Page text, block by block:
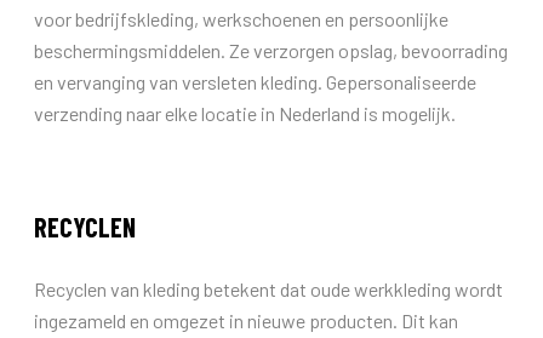
voor bedrijfskleding, werkschoenen en persoonlijke
beschermingsmiddelen. Ze verzorgen opslag, bevoorrading
en vervanging van versleten kleding. Gepersonaliseerde
verzending naar elke locatie in Nederland is mogelijk.
RECYCLEN
Recyclen van kleding betekent dat oude werkkleding wordt
ingezameld en omgezet in nieuwe producten. Dit kan